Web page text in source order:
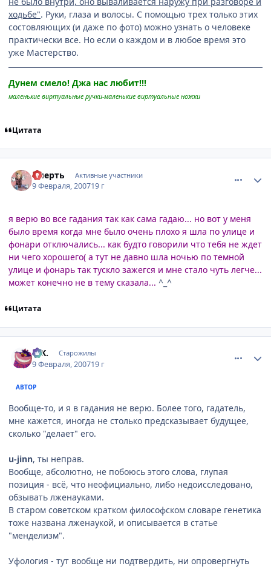
ходьбе". Руки, глаза и волосы. С помощью трех только этих
состовляющих (и даже по фото) можно узнать о человеке
практически все. Но если о каждом и в любое время это
уже Мастерство.
Дунем смело! Джа нас любит!!!
маленькие виртуальные ручки-маленькие виртуальные ножки
Цитата
Sмерть Активные участники
9 Февраля, 200719 г
я верю во все гадания так как сама гадаю... но вот у меня
было время когда мне было очень плохо я шла по улице и
фонари отключались... как будто говорили что тебя не ждет
ни чего хорошего( а тут не давно шла ночью по темной
улице и фонарь так тускло зажегся и мне стало чуть легче...
может конечно не в тему сказала... ^_^
Цитата
G.K. Старожилы
9 Февраля, 200719 г
АВТОР
Вообще-то, и я в гадания не верю. Более того, гадатель,
мне кажется, иногда не столько предсказывает будущее,
сколько "делает" его.
u-jinn, ты неправ.
Вообще, абсолютно, не побоюсь этого слова, глупая
позиция - всё, что неофициально, либо недоисследовано,
обзывать лженауками.
В старом советском кратком философском словаре генетика
тоже названа лженаукой, и описывается в статье
"менделизм".
Уфология - тут вообще ни подтвердить, ни опровергнуть